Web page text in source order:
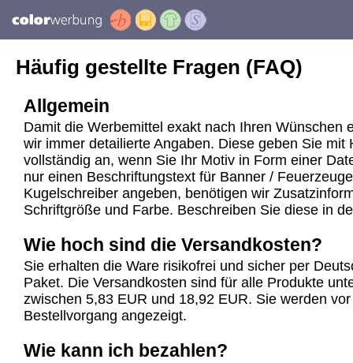
Häufig gestellte Fragen (FAQ)
Allgemein
Damit die Werbemittel exakt nach Ihren Wünschen
wir immer detailierte Angaben. Diese geben Sie mit
vollständig an, wenn Sie Ihr Motiv in Form einer
nur einen Beschriftungstext für Banner /
Kugelschreiber angeben, benötigen wir
Schriftgröße und Farbe. Beschreiben Sie diese in
Wie hoch sind die Versandkosten?
Sie erhalten die Ware risikofrei und sicher per
Paket. Die Versandkosten sind für alle Produkte
zwischen 5,83 EUR und 18,92 EUR. Sie werden
Bestellvorgang angezeigt.
Wie kann ich bezahlen?